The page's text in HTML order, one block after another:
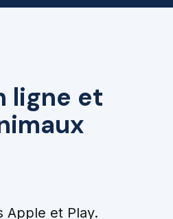
ligne et
Apple et Play.